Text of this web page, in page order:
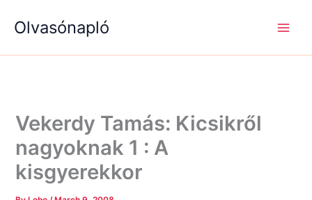
Olvasónapló
Vekerdy Tamás: Kicsikről
nagyoknak 1 : A
kisgyerekkor
e
a
é
g
k
é
g
k